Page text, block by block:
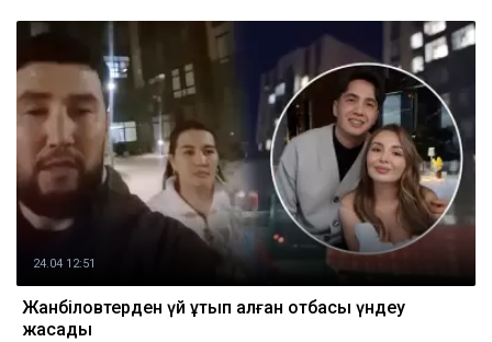
24.04 12:51
Жанәбіловтерден үй ұтып алған отбасы үндеу
жасады